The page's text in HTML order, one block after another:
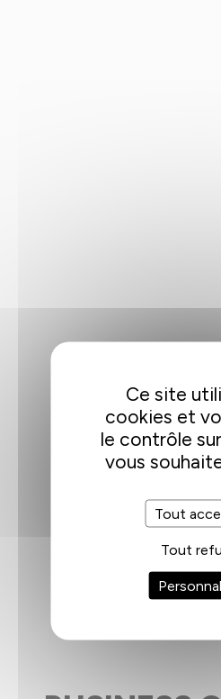
Ce site
cookies et
le contrôle
vous
Tout
Tout